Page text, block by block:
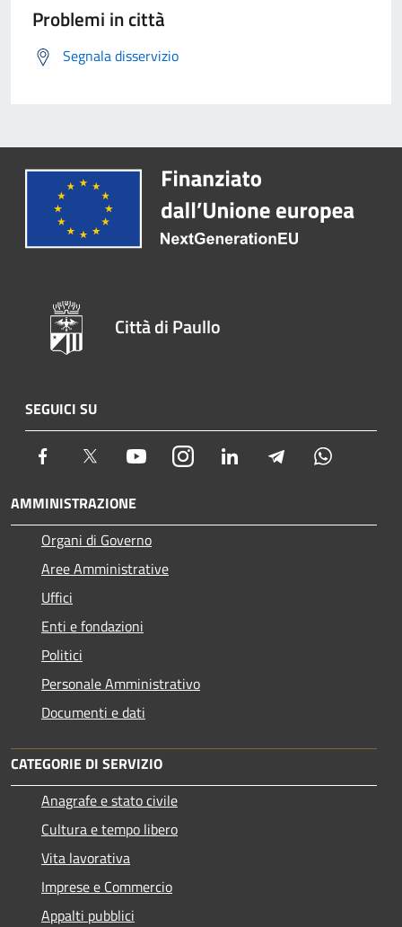
Problemi in città
Segnala disservizio
Città di Paullo
SEGUICI SU
Facebook Twitter YoutubeInstagram LinkedIn Telegram
AMMINISTRAZIONE
Organi di Governo
Aree Amministrative
Uffici
Enti e fondazioni
Politici
Personale Amministrativo
Documenti e dati
CATEGORIE DI SERVIZIO
Anagrafe e stato civile
Cultura e tempo libero
Vita lavorativa
Imprese e Commercio
Appalti pubblici